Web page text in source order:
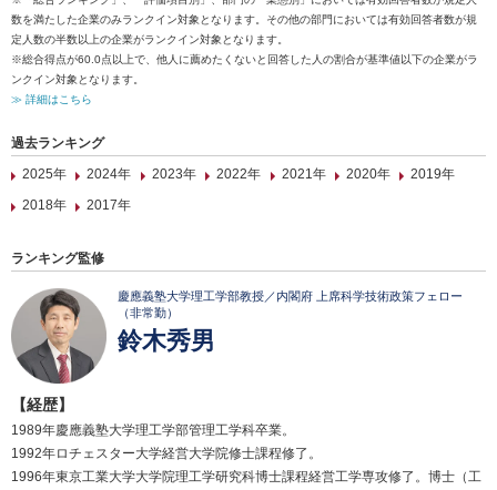
数を満たした企業のみランクイン対象となります。その他の部門においては有効回答者数が規
定人数の半数以上の企業がランクイン対象となります。
※総合得点が60.0点以上で、他人に薦めたくないと回答した人の割合が基準値以下の企業がラ
ンクイン対象となります。
≫ 詳細はこちら
過去ランキング
2025年
2024年 2023年 2022年 2021年 2020年
2019年
2018年
2017年
ランキング監修
慶應義塾大学理工学部教授／内閣府 上席科学技術政策フェロー
（非常勤）
鈴木秀男
【経歴】
1989年慶應義塾大学理工学部管理工学科卒業。
1992年ロチェスター大学経営大学院修士課程修了。
1996年東京工業大学大学院理工学研究科博士課程経営工学専攻修了。博士（工